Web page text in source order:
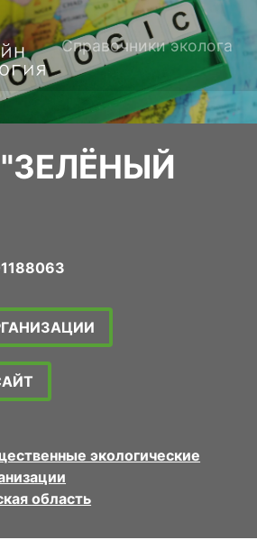
Справочники эколога
экологические
область